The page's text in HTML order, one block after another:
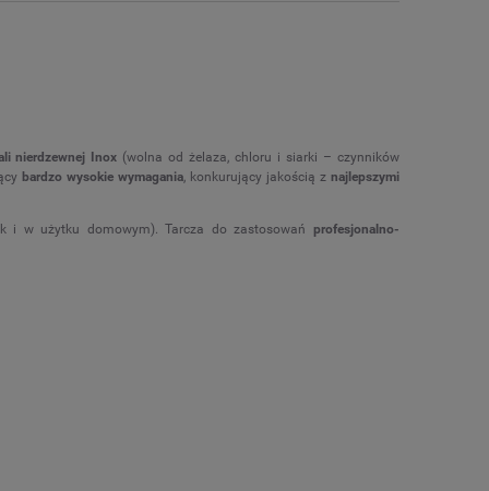
nierdzewnej Inox (wolna od żelaza, chloru i siarki – czynników
bardzo wysokie wymagania , konkurujący jakością znajlepszymi
i w użytku domowym). Tarcza do zastosowań profesjonalno-